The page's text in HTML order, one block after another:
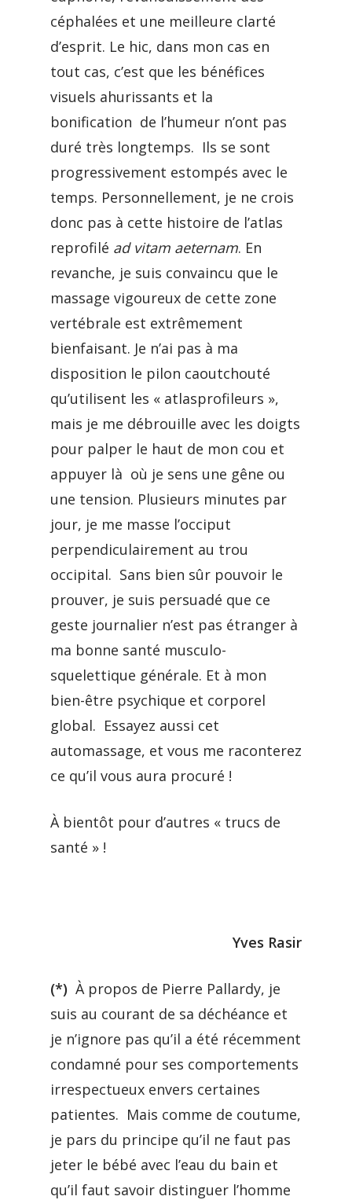
céphalées et une meilleure clarté
d’esprit. Le hic, dans mon cas en
tout cas, c’est que les bénéfices
visuels ahurissants et la
bonification de l’humeur n’ont pas
duré très longtemps. Ils se sont
progressivement estompés avec le
temps. Personnellement, je ne crois
donc pas à cette histoire de l’atlas
reprofilé ad vitam aeternam. En
revanche, je suis convaincu que le
massage vigoureux de cette zone
vertébrale est extrêmement
bienfaisant. Je n’ai pas à ma
disposition le pilon caoutchouté
qu’utilisent les « atlasprofileurs »,
mais je me débrouille avec les doigts
pour palper le haut de mon cou et
appuyer là où je sens une gêne ou
une tension. Plusieurs minutes par
jour, je me masse l’occiput
perpendiculairement au trou
occipital. Sans bien sûr pouvoir le
prouver, je suis persuadé que ce
geste journalier n’est pas étranger à
ma bonne santé musculo-
squelettique générale. Et à mon
bien-être psychique et corporel
global. Essayez aussi cet
automassage, et vous me raconterez
ce qu’il vous aura procuré !
À bientôt pour d’autres « trucs de
santé » !
Yves Rasir
(*) À propos de Pierre Pallardy, je
suis au courant de sa déchéance et
je n’ignore pas qu’il a été récemment
condamné pour ses comportements
irrespectueux envers certaines
patientes. Mais comme de coutume,
je pars du principe qu’il ne faut pas
jeter le bébé avec l’eau du bain et
qu’il faut savoir distinguer l’homme